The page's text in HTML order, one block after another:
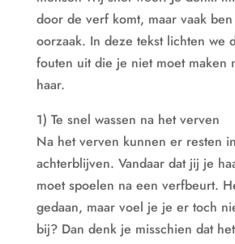
door de verf komt, maar vaak
oorzaak. In deze tekst lichten we
fouten uit die je niet moet maken
haar.
1) Te snel wassen na het verven
Na het verven kunnen er resten
achterblijven. Vandaar dat jij je
moet spoelen na een verfbeurt.
gedaan, maar voel je je er toch
bij? Dan denk je misschien dat